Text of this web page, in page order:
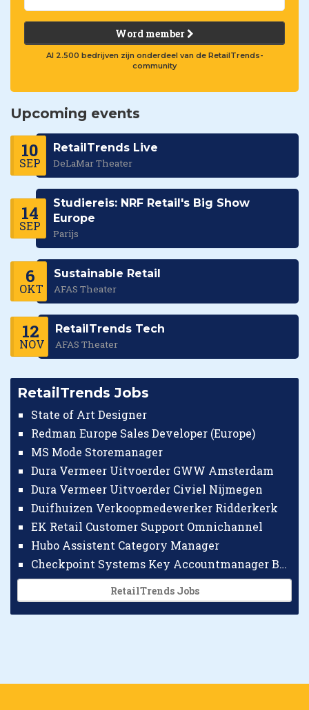
Word member
Al 2.500 bedrijven zijn onderdeel van de RetailTrends-
community
Upcoming events
10
SEP
RetailTrends Live
DeLaMar Theater
14
SEP
Studiereis: NRF Retail's Big Show
Europe
Parijs
6
OKT
Sustainable Retail
AFAS Theater
12
NOV
RetailTrends Tech
AFAS Theater
RetailTrends Jobs
State of Art Designer
Redman Europe Sales Developer (Europe)
MS Mode Storemanager
Dura Vermeer Uitvoerder GWW Amsterdam
Dura Vermeer Uitvoerder Civiel Nijmegen
Duifhuizen Verkoopmedewerker Ridderkerk
EK Retail Customer Support Omnichannel
Hubo Assistent Category Manager
Checkpoint Systems Key Accountmanager Benelux
RetailTrends Jobs